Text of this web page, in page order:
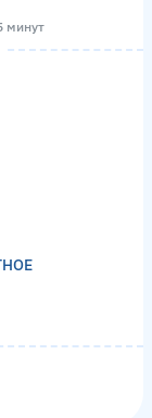
минут